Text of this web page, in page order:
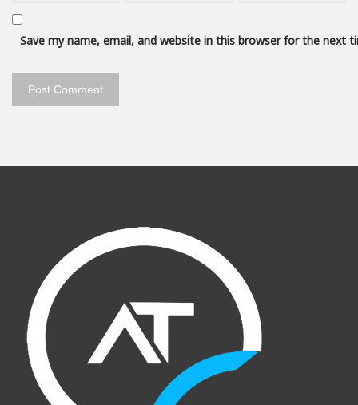
Save my name, email, and website in this browser for the next